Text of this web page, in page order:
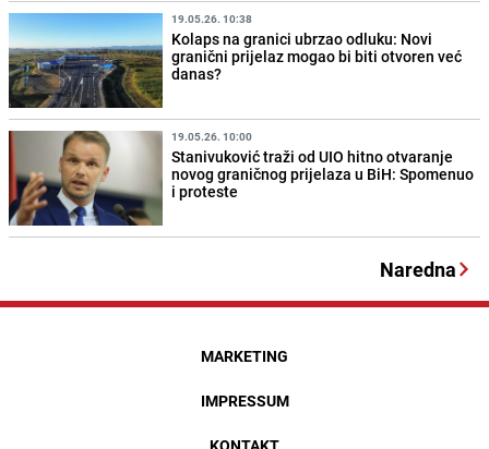
19.05.26. 10:38
Kolaps na granici ubrzao odluku: Novi
granični prijelaz mogao bi biti otvoren već
danas?
19.05.26. 10:00
Stanivuković traži od UIO hitno otvaranje
novog graničnog prijelaza u BiH: Spomenuo
i proteste
Naredna
MARKETING
IMPRESSUM